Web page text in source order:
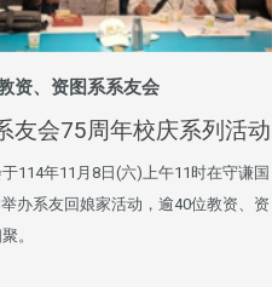
资、资图系系友会
友会75周年校庆系列活动
114年11月8日(六)上午11时在守谦国
办系友回娘家活动，逾40位教资、资
。